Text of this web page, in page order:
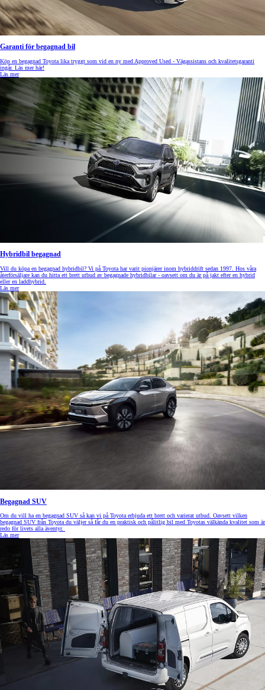
Garanti för begagnad bil
Köp en begagnad Toyota lika tryggt som vid en ny med Approved Used - Vägassistans och kvalitetsgaranti
ingår. Läs mer här!
Läs mer
Hybridbil begagnad
Vill du köpa en begagnad hybridbil? Vi på Toyota har varit pionjärer inom hybriddrift sedan 1997. Hos våra
återförsäljare kan du hitta ett brett utbud av begagnade hybridbilar - oavsett om du är på jakt efter en hybrid
eller en laddhybrid.
Läs mer
Begagnad SUV
Om du vill ha en begagnad SUV så kan vi på Toyota erbjuda ett brett och varierat utbud. Oavsett vilken
begagnad SUV från Toyota du väljer så får du en praktisk och pålitlig bil med Toyotas välkända kvalitet som är
redo för livets alla äventyr.
Läs mer